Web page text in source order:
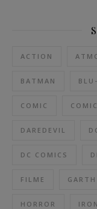
ACTION
BATMAN
COMIC
DAREDEVIL
DC COMICS
FILME
HORROR